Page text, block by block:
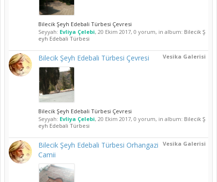
Bilecik Şeyh Edebali Türbesi Çevresi
Seyyah: Evliya Çelebi, 20 Ekim 2017, 0 yorum, in album: Bilecik Ş
eyh Edebali Türbesi
Vesika Galerisi
Bilecik Şeyh Edebali Türbesi Çevresi
Bilecik Şeyh Edebali Türbesi Çevresi
Seyyah: Evliya Çelebi, 20 Ekim 2017, 0 yorum, in album: Bilecik Ş
eyh Edebali Türbesi
Vesika Galerisi
Bilecik Şeyh Edebali Türbesi Orhangazi
Camii